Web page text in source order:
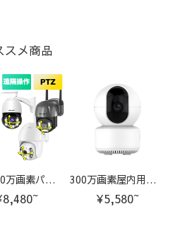
スメ商品
最大500万画素パンチルト対応で範囲調整可能！ Pシリーズ＆GBシリーズ防犯カメラ 300万画素屋内用赤外線暗視型カメラ Z-A1
¥5,580~